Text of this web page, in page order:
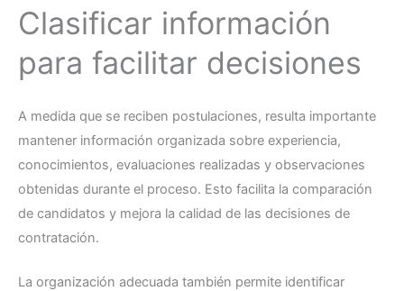
Clasificar información
para facilitar decisiones
A medida que se reciben postulaciones, resulta importante
mantener información organizada sobre experiencia,
conocimientos, evaluaciones realizadas y observaciones
obtenidas durante el proceso. Esto facilita la comparación
de candidatos y mejora la calidad de las decisiones de
contratación.
La organización adecuada también permite identificar